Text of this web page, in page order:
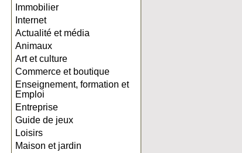
Immobilier
Internet
Actualité et média
Animaux
Art et culture
Commerce et boutique
Enseignement, formation et
Emploi
Entreprise
Guide de jeux
Loisirs
Maison et jardin